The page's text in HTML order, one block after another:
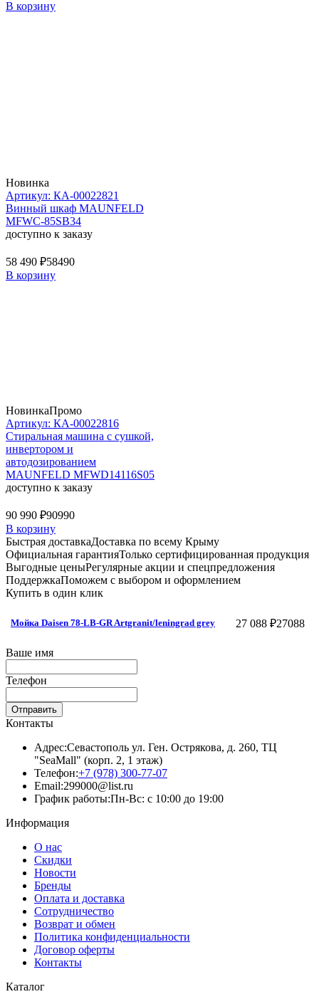
В корзину
Новинка
Артикул: КА-00022821
Винный шкаф MAUNFELD
MFWC-85SB34
доступно к заказу
58 490 ₽58490
В корзину
НовинкаПромо
Артикул: КА-00022816
Стиральная машина c сушкой,
инвертором и
автодозированием
MAUNFELD MFWD14116S05
доступно к заказу
90 990 ₽90990
В корзину
Быстрая доставкаДоставка по всему Крыму
Официальная гарантияТолько сертифицированная продукция
Выгодные ценыРегулярные акции и спецпредложения
ПоддержкаПоможем с выбором и оформлением
Купить в один клик
Мойка Daisen 78-LB-GR Artgranit/leningrad grey 27 088 ₽27088
Ваше имя
Телефон
Отправить
Контакты
Адрес:Севастополь ул. Ген. Острякова, д. 260, ТЦ
"SeaMall" (корп. 2, 1 этаж)
Телефон:+7 (978) 300-77-07
Email:299000@list.ru
График работы:Пн-Вс: с 10:00 до 19:00
Информация
О нас
Скидки
Новости
Бренды
Оплата и доставка
Сотрудничество
Возврат и обмен
Политика конфиденциальности
Договор оферты
Контакты
Каталог